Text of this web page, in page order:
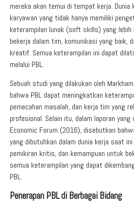
mereka akan temui di tempat kerja. Dunia
karyawan yang tidak hanya memiliki
keterampilan lunak (soft skills) yang lebih
bekerja dalam tim, komunikasi yang baik,
kreatif. Semua keterampilan ini dapat
melalui PBL.
Sebuah studi yang dilakukan oleh
bahwa PBL dapat meningkatkan
pemecahan masalah, dan kerja tim yang
profesional. Selain itu, dalam laporan
Economic Forum (2016), disebutkan
yang dibutuhkan dalam dunia kerja saat
pemikiran kritis, dan kemampuan untuk
semua keterampilan yang dapat
PBL.
Penerapan PBL di Berbagai Bidang